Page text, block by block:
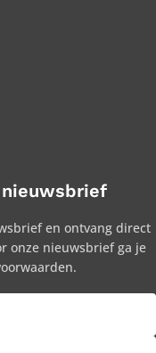
en ontvang direct
onze nieuwsbrief ga je